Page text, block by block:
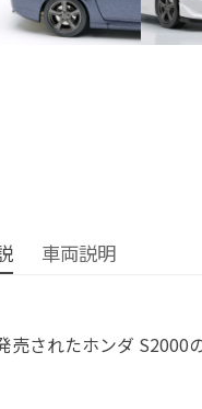
車両説明
売されたホンダ S2000